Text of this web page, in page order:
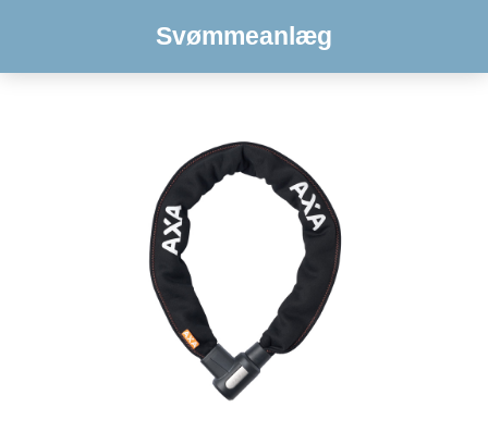
Svømmeanlæg